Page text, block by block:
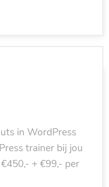
in WordPress
trainer bij jou
+ €99,- per